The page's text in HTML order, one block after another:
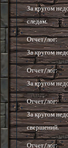
За кругом
следам.
Отчет/лог:
За кругом
Отчет/лог:
За кругом
Отчет/лог:
За кругом
свершений.
Отчет/лог: